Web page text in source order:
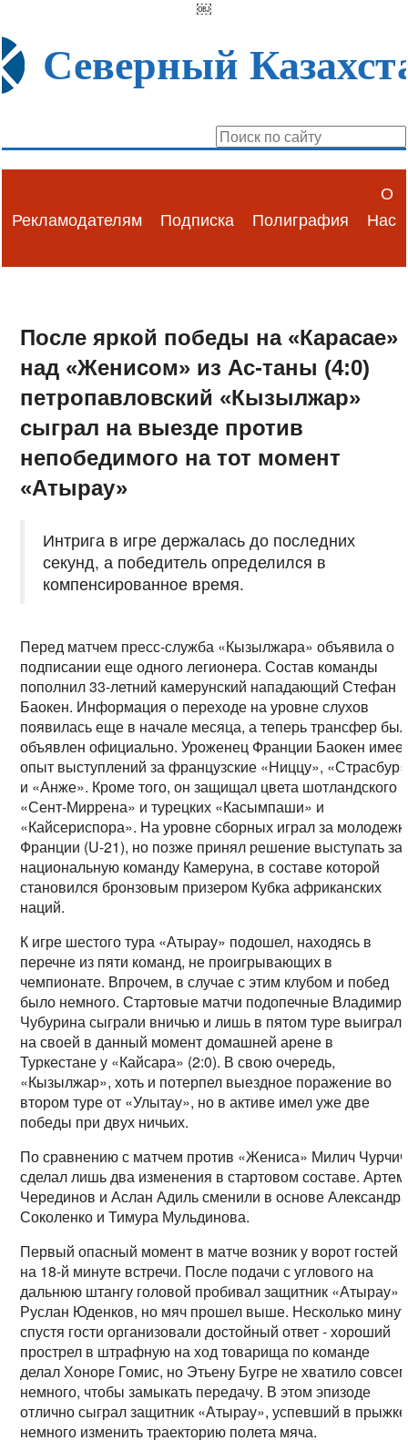
￼
Северный
Рекламодателям Подписка Полиграфия
О
Нас
После яркой победы на «Карасае»
над «Женисом» из Ас-таны (4:0)
петропавловский «Кызылжар»
сыграл на выезде против
непобедимого на тот момент
«Атырау»
Интрига в игре держалась до последних
секунд, а победитель определился в
компенсированное время.
Перед матчем пресс-служба «Кызылжара» объявила о
подписании еще одного легионера. Состав команды
пополнил 33-летний камерунский нападающий Стефан
Баокен. Информация о переходе на уровне слухов
появилась еще в начале месяца, а теперь трансфер был
объявлен официально. Уроженец Франции Баокен
опыт выступлений за французские «Ниццу», «Страсбур»
и «Анже». Кроме того, он защищал цвета шотландского
«Сент-Миррена» и турецких «Касымпаши» и
«Кайсериспора». На уровне сборных играл за
Франции (U-21), но позже принял решение выступать за
национальную команду Камеруна, в составе которой
становился бронзовым призером Кубка африканских
наций.
К игре шестого тура «Атырау» подошел, находясь в
перечне из пяти команд, не проигрывающих в
чемпионате. Впрочем, в случае с этим клубом и побед
было немного. Стартовые матчи подопечные
Чубурина сыграли вничью и лишь в пятом туре
на своей в данный момент домашней арене в
Туркестане у «Кайсара» (2:0). В свою очередь,
«Кызылжар», хоть и потерпел выездное поражение во
втором туре от «Улытау», но в активе имел уже две
победы при двух ничьих.
По сравнению с матчем против «Жениса» Милич Чурчич
сделал лишь два изменения в стартовом составе. Артем
Черединов и Аслан Адиль сменили в основе
Соколенко и Тимура Мульдинова.
Первый опасный момент в матче возник у ворот гостей
на 18-й минуте встречи. После подачи с углового на
дальнюю штангу головой пробивал защитник «Атырау»
Руслан Юденков, но мяч прошел выше. Несколько минут
спустя гости организовали достойный ответ - хороший
прострел в штрафную на ход товарища по команде
делал Хоноре Гомис, но Этьену Бугре не хватило
немного, чтобы замыкать передачу. В этом эпизоде
отлично сыграл защитник «Атырау», успевший в прыжке
немного изменить траекторию полета мяча.